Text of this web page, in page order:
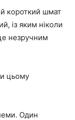
короткий шмат
із яким ніколи
незручним
цьому
Один